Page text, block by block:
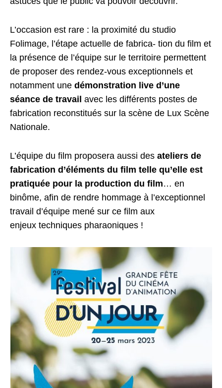
L’occasion est rare : la proximité du studio
Folimage, l’étape actuelle de fabrica- tion du film et
la présence de l’équipe sur le territoire permettent
de proposer des rendez-vous exceptionnels et
notamment unedémonstration live d’une
séance de travailavec les différents postes de
fabrication reconstitués sur la scène de Lux Scène
Nationale.
L’équipe du film proposera aussi desateliers de
fabrication d’éléments du film telle qu’elle est
pratiquée pour la production du film… en
binôme, afin de rendre hommage à l’exceptionnel
travail d’équipe mené sur ce film aux
enjeux techniques pharaoniques !